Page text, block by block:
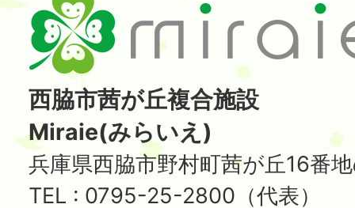
西脇市茜が丘複合施設
Miraie(みらいえ)
兵庫県西脇市野村町茜が丘16番
TEL : 0795-25-2800（代表）